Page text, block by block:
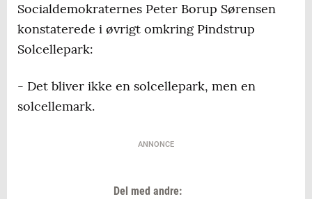
Socialdemokraternes Peter Borup Sørensen
konstaterede i øvrigt omkring Pindstrup
Solcellepark:
- Det bliver ikke en solcellepark, men en
solcellemark.
ANNONCE
Del med andre: